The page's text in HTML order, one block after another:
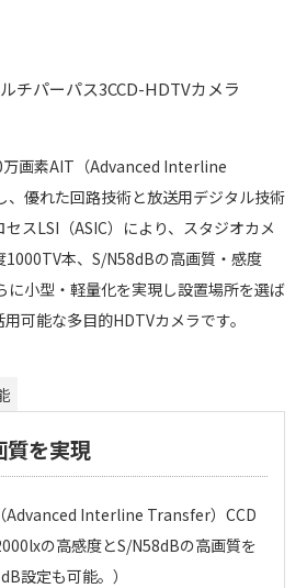
チパーパス3CCD-HDTVカメラ
万画素AIT（Advanced Interline
優れた回路技術と放送用デジタル技術
スLSI（ASIC）により、スタジオカメ
1000TV本、S/N58dBの高画質・感度
に小型・軽量化を実現し設置場所を選ば
可能な多目的HDTVカメラです。
質を実現
Advanced Interline Transfer）CCD
の高感度とS/N58dBの高画質を
設定も可能。）